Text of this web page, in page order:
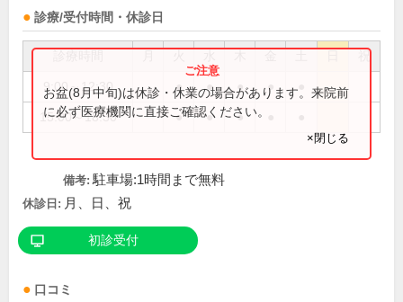
診療/受付時間・休診日
祝
9:00～12:30 ● ● ● ●
15:00～18:30 ● ● ●
お盆(8月中旬)は休診・休業の場合があります。来院前
に必ず医療機関に直接ご確認ください。
×閉じる
備考: 駐車場:1時間まで無料
休診日: 月、日、祝
初診受付
口コミ